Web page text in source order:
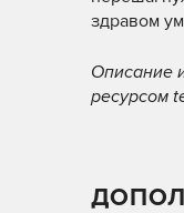
здравом
Описание
ресурсом